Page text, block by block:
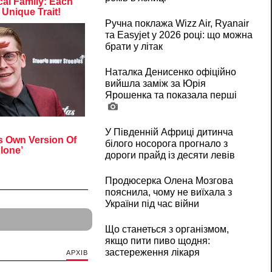
АРХІВ
Ручна поклажа Wizz Air, Ryanair
та Easyjet у 2026 році: що можна
брати у літак
Наталка Денисенко офіційно
вийшла заміж за Юрія
Ярошенка та показала перші
У Південній Африці дитинча
білого носорога прогнало з
дороги прайд із десяти левів
Продюсерка Олена Мозгова
пояснила, чому не виїхала з
України під час війни
Що станеться з організмом,
якщо пити пиво щодня:
застереження лікаря